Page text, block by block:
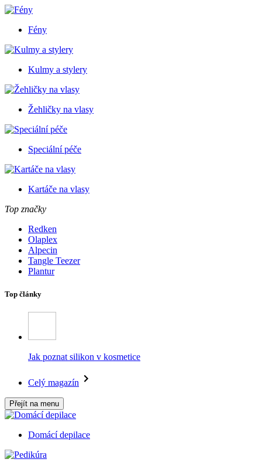
Fény
Kulmy a stylery
Žehličky na vlasy
Speciální péče
Kartáče na vlasy
Top značky
Redken
Olaplex
Alpecin
Tangle Teezer
Plantur
Top články
Jak poznat silikon v kosmetice
Celý magazín
Přejít na menu
Domácí depilace